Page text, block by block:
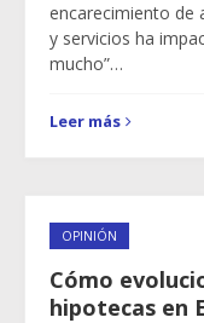
encarecimiento de
y servicios ha
mucho”…
Leer más
OPINIÓN
Cómo
hipotecas en